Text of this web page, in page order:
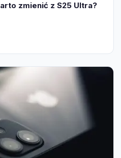
zmienić z S25 Ultra?